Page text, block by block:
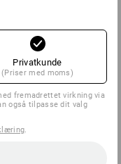
Privatkunde
(Priser med moms)
fremadrettet virkning via
også tilpasse dit valg